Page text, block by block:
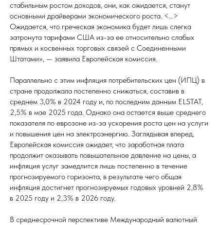
стабильным ростом доходов, они, как ожидается, станут
основными драйверами экономического роста. <…>
Ожидается, что греческая экономика будет лишь слегка
затронута тарифами США из-за ее относительно слабых
прямых и косвенных торговых связей с Соединенными
Штатами», — заявила Европейская комиссия.
Параллельно с этим инфляция потребительских цен (ИПЦ) в
стране продолжала постепенно снижаться, составив в
среднем 3,0% в 2024 году и, по последним данным ELSTAT,
2,5% в мае 2025 года. Однако она остается выше среднего
показателя по еврозоне из-за ускорения роста цен на услуги
и повышения цен на электроэнергию. Заглядывая вперед,
Европейская комиссия ожидает, что заработная плата
продолжит оказывать повышательное давление на цены, а
инфляция услуг замедлится лишь постепенно в течение
прогнозируемого горизонта, в результате чего общая
инфляция достигнет прогнозируемых годовых уровней 2,8%
в 2025 году и 2,3% в 2026 году.
В среднесрочной перспективе Международный валютный